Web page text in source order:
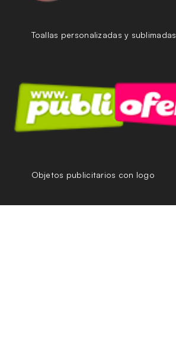
Toallas personalizadas y sublimadas
Objetos publicitarios con logo